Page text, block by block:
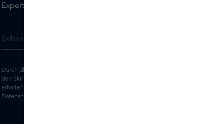
Experts.
Durch die Eingabe Ihrer E-Mail-Adresse erklären Sie sich damit einverstanden,
den Skins-Newsletter und personalisierte Marketingnachrichten per E-Mail zu
erhalten. Sehen Sie sich unsere
Datenschutz